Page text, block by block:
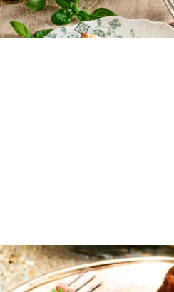
με ντοματίνια και
ρολάκια
και προσούτο